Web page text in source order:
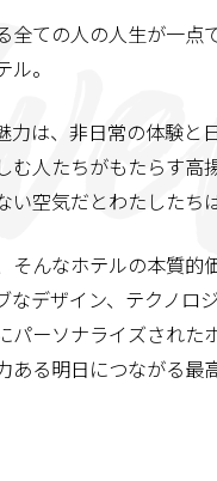
全ての人の人生が一点
。
力は、非日常の体験と
む人たちがもたらす高
い空気だとわたしたち
そんなホテルの本質的
なデザイン、テクノロ
パーソナライズされた
ある明日につながる最